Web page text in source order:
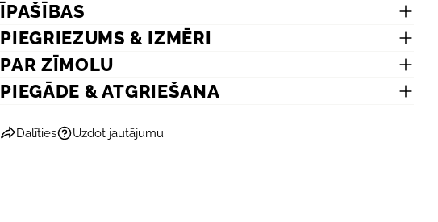
ĪPAŠĪBAS
PIEGRIEZUMS & IZMĒRI
PAR ZĪMOLU
PIEGĀDE & ATGRIEŠANA
Dalīties Uzdot jautājumu